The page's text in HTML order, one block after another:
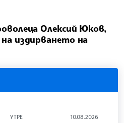
Олексий Юков,
издирването на
УТРЕ 10.08.2026